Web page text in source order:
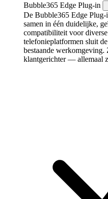
Bubble365 Edge Plug-in
De Bubble365 Edge
samen in één duidelijke,
compatibiliteit voor
telefonieplatformen sluit
bestaande
klantgerichter — allemaal